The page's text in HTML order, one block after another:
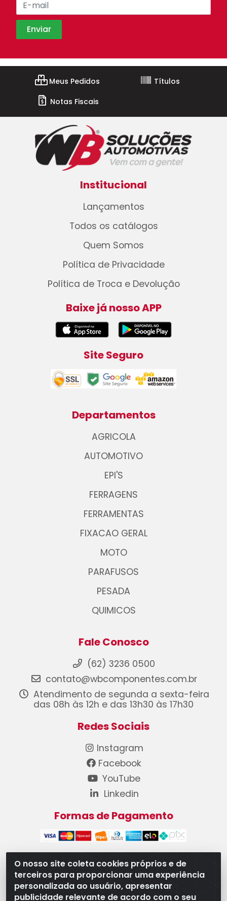
O nosso site coleta cookies próprios e de
terceiros para proporcionar uma experiência
personalizada ao usuário, apresentar
publicidade relevante de acordo com o seu
Meus Pedidos
Títulos
Notas Fiscais
Institucional
Lançamentos
Todos os catálogos
Quem Somos
Política de Privacidade
Política de Troca e Devolução
Baixe já nosso APP
Site Seguro
Departamentos
AGRICOLA
AUTOMOTIVO
EPI'S
FERRAGENS
FERRAMENTAS
FIXACAO GERAL
MOTO
PARAFUSOS
PESADA
QUIMICOS
Fale Conosco
(62) 3236 0500
contato@wbcomponentes.com.br
Atendimento de segunda a sexta-feira
das 08h às 12h e das 13h30 às 17h30
Redes Sociais
Instagram
Facebook
YouTube
Linkedin
Formas de Pagamento
WB Componentes Automotivos LTDA - CNPJ
08.528.393/0001-12 - Rua do Níquel, 667 - Parque
Oeste Industrial, Goiânia/GO - CEP 74375-660